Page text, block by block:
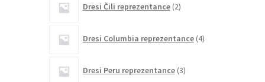
Dresi Čili reprezentance 2izdelka
Dresi Columbia reprezentance 4izdelki
Dresi Peru reprezentance 3izdelki